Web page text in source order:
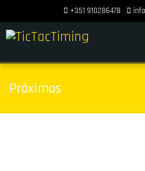
+351 910286478
Próximos